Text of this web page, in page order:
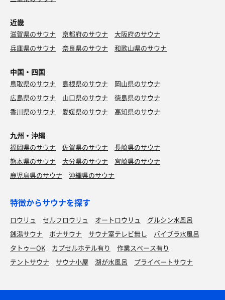
近畿
滋賀県のサウナ 京都府のサウナ
大阪府のサウナ
兵庫県のサウナ
奈良県のサウナ 和歌山県のサウナ
中国・四国
鳥取県のサウナ 島根県のサウナ
岡山県のサウナ
広島県のサウナ
山口県のサウナ
徳島県のサウナ
香川県のサウナ
愛媛県のサウナ 高知県のサウナ
九州・沖縄
福岡県のサウナ 佐賀県のサウナ
長崎県のサウナ
熊本県のサウナ
大分県のサウナ
宮崎県のサウナ
鹿児島県のサウナ
沖縄県のサウナ
特徴からサウナを探す
ロウリュ セルフロウリュ オートロウリュ
グルシン水風呂
銭湯サウナ
ボナサウナ サウナ室テレビ無し
バイブラ水風呂
タトゥーOK
カプセルホテル有り
作業スペース有り
テントサウナ
サウナ小屋 湖が水風呂 プライベートサウナ